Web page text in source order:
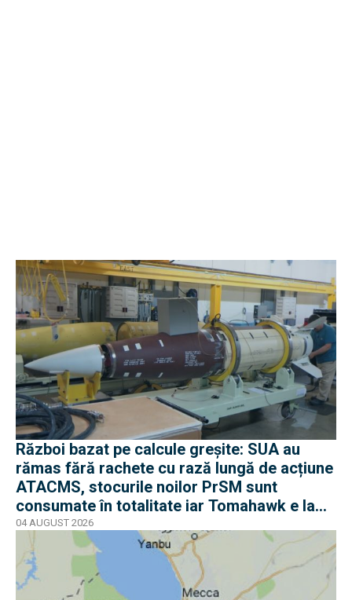
Război bazat pe calcule greșite: SUA au
rămas fără rachete cu rază lungă de acțiune
ATACMS, stocurile noilor PrSM sunt
consumate în totalitate iar Tomahawk e la
jumătate
04 AUGUST 2026